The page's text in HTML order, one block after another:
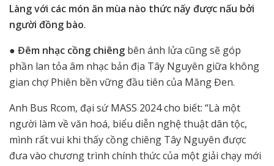
Làng với các món ăn mùa nào thức nấy được nấu bởi
người đồng bào.
● Đêm nhạc cồng chiêng bên ánh lửa cũng sẽ góp
phần lan tỏa âm nhạc bản địa Tây Nguyên giữa không
gian chợ Phiên bền vững đầu tiên của Măng Đen.
Anh Bus Rcom, đại sứ MASS 2024 cho biết: “Là một
người làm về văn hoá, biểu diễn nghệ thuật dân tộc,
mình rất vui khi thấy cồng chiêng Tây Nguyên được
đưa vào chương trình chính thức của một giải chạy mới